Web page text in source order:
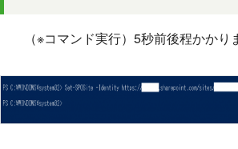
（※コマンド実行）5秒前後程かかり